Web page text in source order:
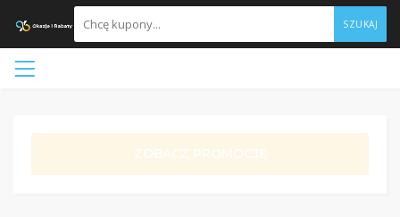
SZUKAJ
ZOBACZ PROMOCJĘ